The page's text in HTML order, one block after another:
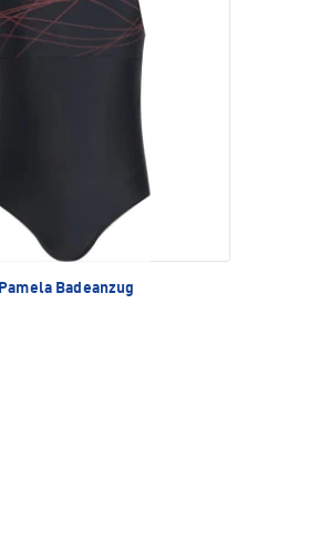
Pamela Badeanzug